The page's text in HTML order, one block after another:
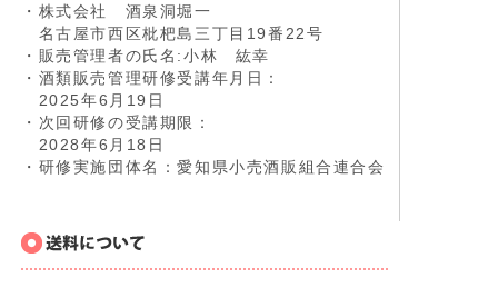
・株式会社 酒泉洞堀一
名古屋市西区枇杷島三丁目19番22号
・販売管理者の氏名:小林 紘幸
・酒類販売管理研修受講年月日：
2025年6月19日
・次回研修の受講期限：
2028年6月18日
・研修実施団体名：愛知県小売酒販組合連合会